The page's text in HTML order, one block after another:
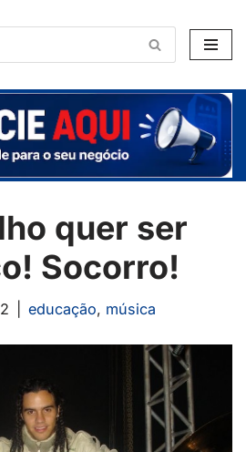
quer ser
Socorro!
educação, música